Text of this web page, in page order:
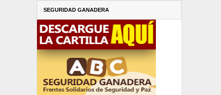
SEGURIDAD GANADERA